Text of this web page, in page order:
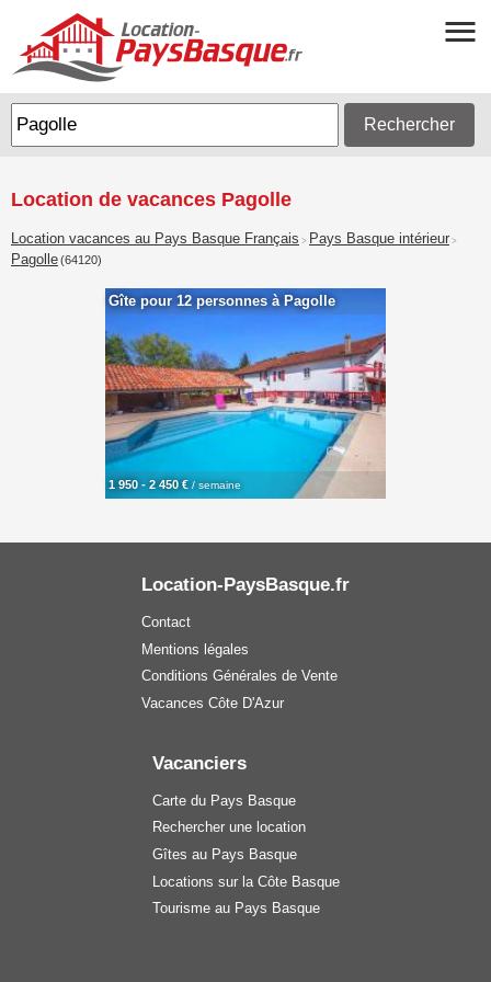
Rechercher
Location de vacances Pagolle
Location vacances au Pays Basque Français > Pays Basque intérieur >
Pagolle(64120)
Gîte pour 12 personnes à Pagolle
1 950 - 2 450 € / semaine
Location-PaysBasque.fr
Contact
Mentions légales
Conditions Générales de Vente
Vacances Côte D'Azur
Vacanciers
Carte du Pays Basque
Rechercher une location
Gîtes au Pays Basque
Locations sur la Côte Basque
Tourisme au Pays Basque